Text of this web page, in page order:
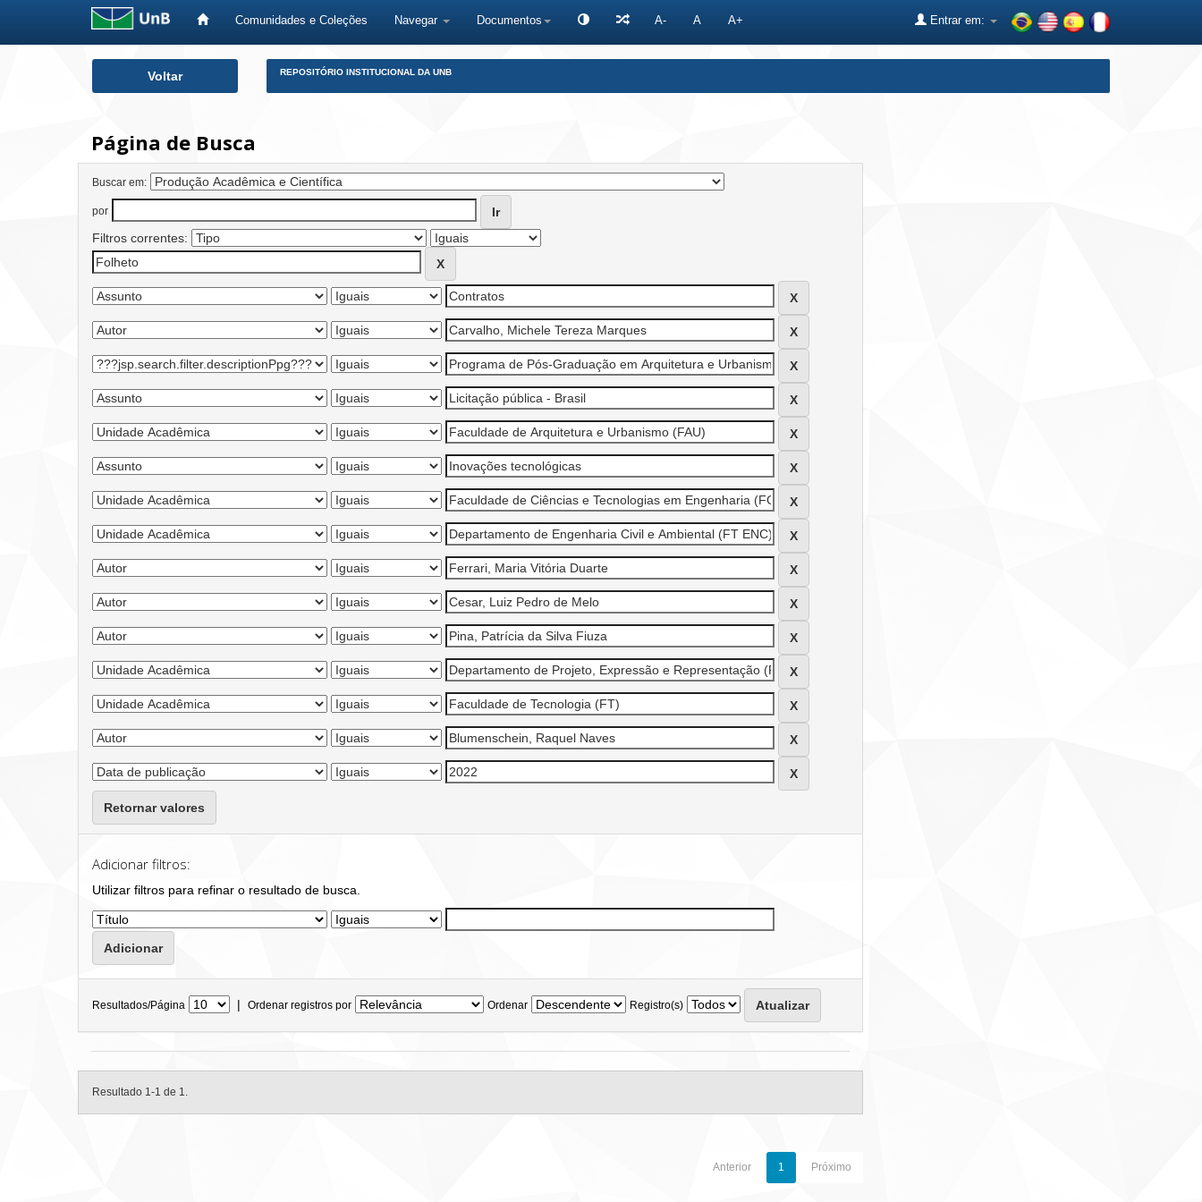
Comunidades e Coleções Navegar Documentos A- A A+ Entrar em:
Voltar REPOSITÓRIO INSTITUCIONAL DA UNB
Página de Busca
Buscar em:
por
Filtros correntes:
Retornar valores
Adicionar filtros:
Utilizar filtros para refinar o resultado de busca.
Resultados/Página | Ordenar registros por Ordenar Registro(s)
Resultado 1-1 de 1.
Anterior 1 Próximo